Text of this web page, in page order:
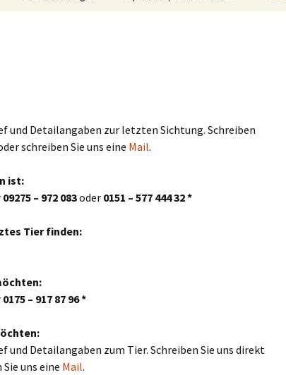
und Detailangaben zur letzten Sichtung. Schreiben
schreiben Sie uns eine Mail.
ist:
09275 – 972 083oder 0151 – 577 444 32 *
Tier finden:
0175 – 917 87 96 *
und Detailangaben zum Tier. Schreiben Sie uns direkt
uns eine Mail.